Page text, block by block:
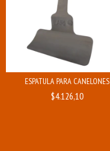
ESPATULA PARA CANELONES
$4.126,10